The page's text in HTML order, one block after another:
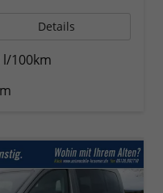
Details
l/100km